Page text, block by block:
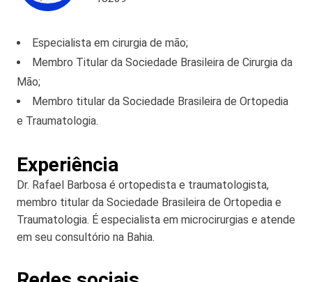
Especialista em cirurgia de mão;
Membro Titular da Sociedade Brasileira de Cirurgia da
Mão;
Membro titular da Sociedade Brasileira de Ortopedia
e Traumatologia.
Experiência
Dr. Rafael Barbosa é ortopedista e traumatologista,
membro titular da Sociedade Brasileira de Ortopedia e
Traumatologia. É especialista em microcirurgias e atende
em seu consultório na Bahia.